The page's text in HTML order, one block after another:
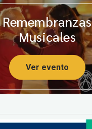
Remembranzas
Musicales
Ver evento